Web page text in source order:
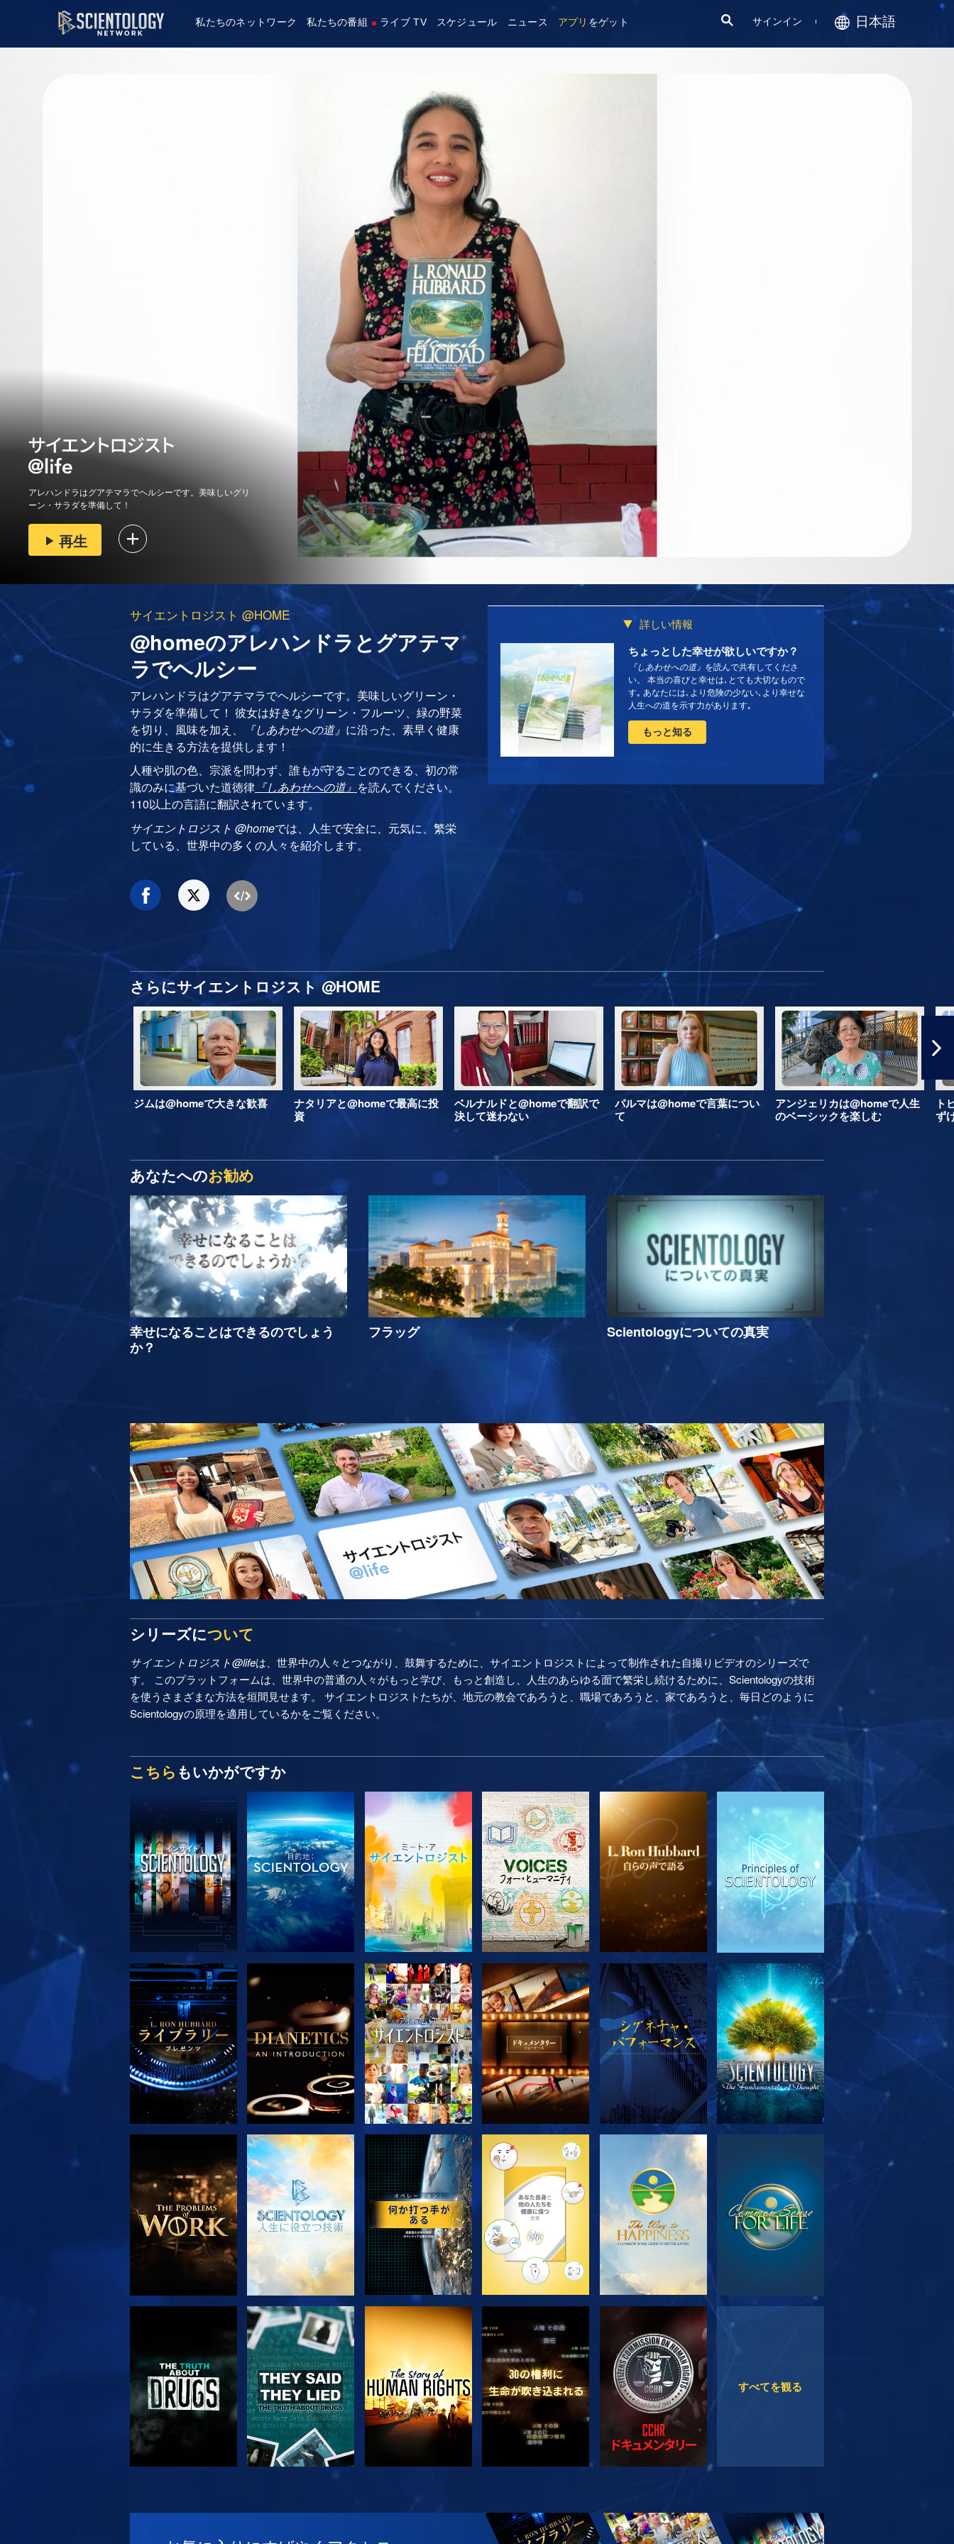
私たちのネットワーク 私たちの番組 ライブ TV スケジュール ニュース アプリ をゲット サインイン 日本語
アレハンドラはグアテマラでヘルシーです。美味しいグリ
ーン・サラダを準備して！
再生
サイエントロジスト @HOME
@homeのアレハンドラとグアテマ
ラでヘルシー
アレハンドラはグアテマラでヘルシーです。美味しいグリーン・
サラダを準備して！ 彼女は好きなグリーン・フルーツ、緑の野菜
を切り、風味を加え、
『しあわせへの道』 に沿った、素早く健康
的に生きる方法を提供します！
人種や肌の色、宗派を問わず、誰もが守ることのできる、初の常
識のみに基づいた道徳律 『しあわせへの道』 を読んでください。
110以上の言語に翻訳されています。
サイエントロジスト @homeでは、人生で安全に、元気に、繁栄
している、世界中の多くの人々を紹介します。
詳しい情報
ちょっとした幸せが欲しいですか？
『しあわせへの道』 を読んで共有してくださ
い。 本当の喜びと幸せは､とても大切なもので
す｡ あなたには､より危険の少ない､より幸せな
人生への道を示す力があります｡
もっと知る
さらにサイエントロジスト @HOME
ジムは@homeで大きな歓喜
ナタリアと@homeで最高に投
資
ベルナルドと@homeで翻訳で
決して迷わない
パルマは@homeで言葉につい
て
アンジェリカは@homeで人生
のベーシックを楽しむ
ト
ず
あなたへのお勧め
幸せになることはできるのでしょう
か？
フラッグ Scientologyについての真実
シリーズについて
サイエントロジスト@lifeは、世界中の人々とつながり、鼓舞するために、サイエントロジストによって制作された自撮りビデオのシリーズで
す。 このプラットフォームは、世界中の普通の人々がもっと学び、もっと創造し、人生のあらゆる面で繁栄し続けるために、Scientologyの技術
を使うさまざまな方法を垣間見せます。 サイエントロジストたちが、地元の教会であろうと、職場であろうと、家であろうと、毎日どのように
Scientologyの原理を適用しているかをご覧ください。
こちら もいかがですか
シリーズを探求 シリーズを探求 シリーズを探求 シリーズを探求 シリーズを探求 観る
シリーズを探求 観る シリーズを探求 シリーズを探求 シリーズを探求
観る 観る 観る
観る シリーズを探求
すべてを観る